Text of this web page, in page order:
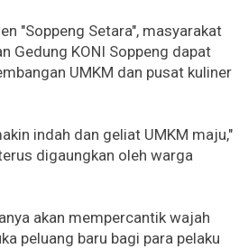
"Soppeng Setara", masyarakat
Gedung KONI Soppeng dapat
UMKM dan pusat kuliner
indah dan geliat UMKM maju,"
digaungkan oleh warga
akan mempercantik wajah
peluang baru bagi para pelaku